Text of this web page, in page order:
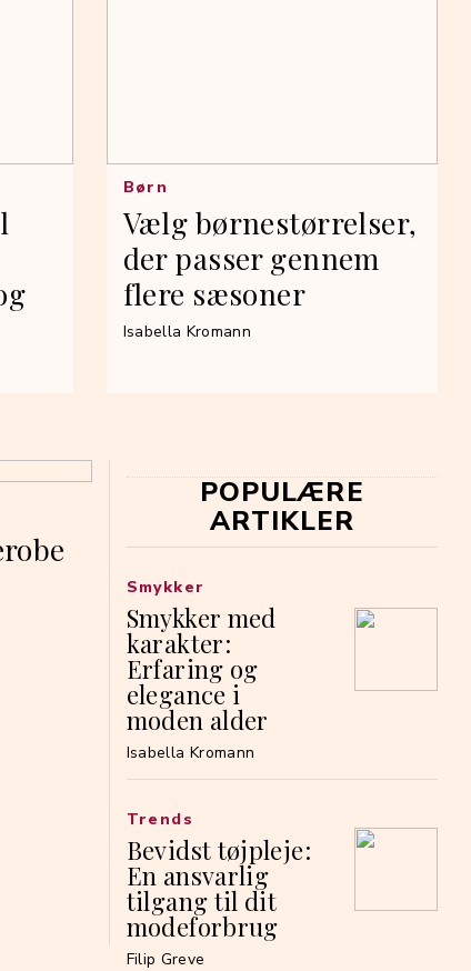
Vælg børnestørrelser,
der passer gennem
flere sæsoner
Børn
Isabella Kromann
POPULÆRE
ARTIKLER
Smykker med
karakter:
Erfaring og
elegance i
moden alder
Smykker
Isabella Kromann
Bevidst tøjpleje:
En ansvarlig
tilgang til dit
modeforbrug
Trends
Filip Greve